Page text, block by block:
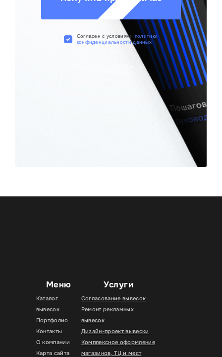
Cогласен с условиями политики
конфиденциальности данных
Меню
Каталог
вывесок
Портфолио
Контакты
О компании
Карта сайта
Услуги
Согласование вывесок
Ремонт рекламных
вывесок
Дизайн-проект вывески
Комплексное оформление
магазинов, ТЦ и мест